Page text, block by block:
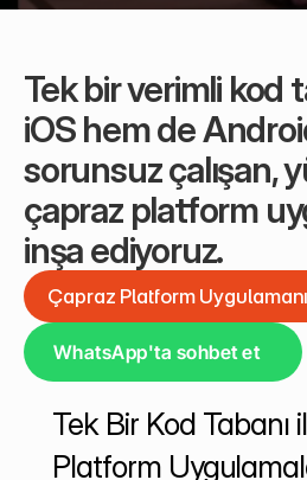
Tek bir verimli kod
iOS hem de
sorunsuz çalışan,
çapraz platform
inşa ediyoruz.
Çapraz Platform
Çapraz Platform
WhatsApp'ta sohbet et
Tek Bir Kod Tabanı
Platform